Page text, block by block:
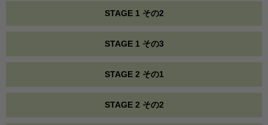
STAGE 1 その2
STAGE 1 その3
STAGE 2 その1
STAGE 2 その2